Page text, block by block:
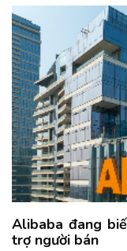
Alibaba đang
trợ người bán